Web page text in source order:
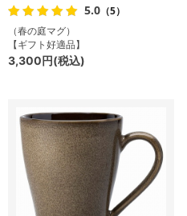
5.0 （5）
（春の庭マグ）
【ギフト好適品】
3,300円(税込)